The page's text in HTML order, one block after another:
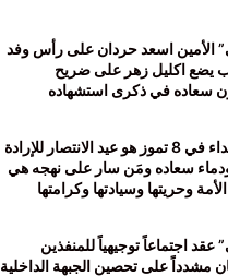
الأمين اسعد حردان على رأس وفد
يضع اكليل زهر على ضريح
سعاده في ذكرى استشهاده
حردان: عيد الفداء في 8 تموز هو عيد الانتصار للإرادة
ودماء سعاده ومَن سار على نهجه هي
وحريتها وسيادتها وكرامتها
اجتماعاً توجيهياً للمنفذين
مشدداً على تحصين الجبهة الداخلية